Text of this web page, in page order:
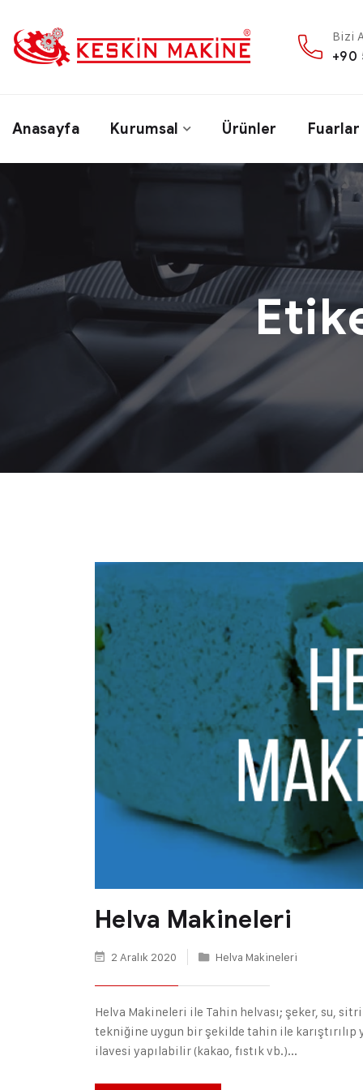
Bizi
+90
Anasayfa Kurumsal Ürünler Fuarlar
Helva Makineleri
2 Aralık 2020 Helva Makineleri
Helva Makineleri ile Tahin helvası; şeker, su,
tekniğine uygun bir şekilde tahin ile
ilavesi yapılabilir (kakao, fıstık vb.)...